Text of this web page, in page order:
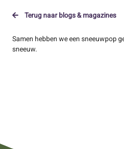
Terug naar blogs & magazines
Samen hebben we een sneeuwpop
sneeuw.